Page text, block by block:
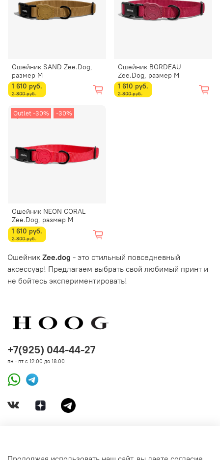
Ошейник SAND Zee.Dog,
размер M
1 610 руб.
2 300 руб.
Ошейник BORDEAU
Zee.Dog, размер M
1 610 руб.
2 300 руб.
Outlet -30% -30%
Ошейник NEON CORAL
Zee.Dog, размер M
1 610 руб.
2 300 руб.
Ошейник Zee.dog - это стильный повседневный
аксессуар! Предлагаем выбрать свой любимый принт и
не бойтесь экспериментировать!
+7(925) 044-44-27
пн - пт с 12.00 до 18.00